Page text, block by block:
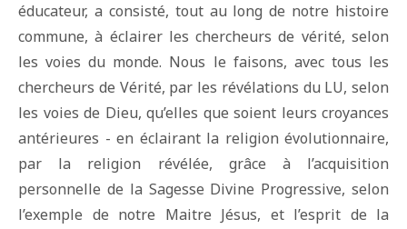
éducateur, a consisté, tout au long de notre histoire
commune, à éclairer les chercheurs de vérité, selon
les voies du monde. Nous le faisons, avec tous les
chercheurs de Vérité, par les révélations du LU, selon
les voies de Dieu, qu’elles que soient leurs croyances
antérieures - en éclairant la religion évolutionnaire,
par la religion révélée, grâce à l’acquisition
personnelle de la Sagesse Divine Progressive, selon
l’exemple de notre Maitre Jésus, et l’esprit de la